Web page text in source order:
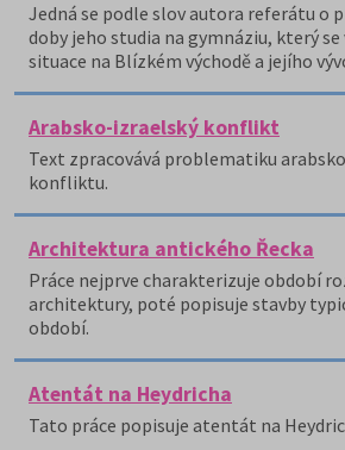
Jedná se podle slov autora referátu o
doby jeho studia na gymnáziu, který se
situace na Blízkém východě a jejího
Arabsko-izraelský konflikt
Text zpracovává problematiku
konfliktu.
Architektura antického Řecka
Práce nejprve charakterizuje období
architektury, poté popisuje stavby
období.
Atentát na Heydricha
Tato práce popisuje atentát na